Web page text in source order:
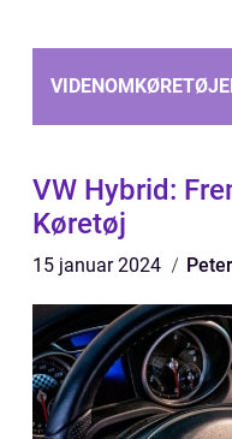
VW Hybrid:
Køretøj
15 januar 2024